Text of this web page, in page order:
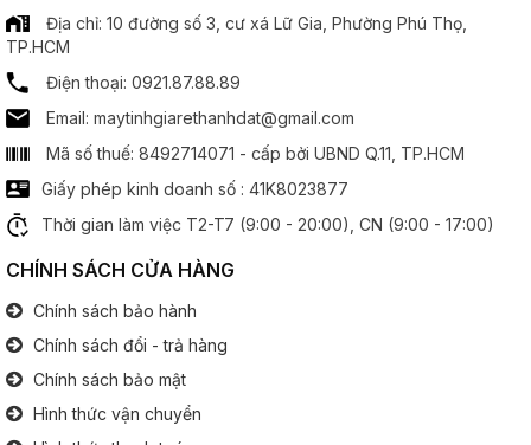
Bộ xử lý đồ hoạ
Chipset đồ hoạ: Intel HD Graphics
Âm thanh
Speaker: 2 x Spearker
Cổng kết nối
Cổng giao tiếp:
3x USB
1x Jack tai nghe 3.5 mm
1x HDMI
1x LAN
1x Tyce C
Địa chỉ: 10 đường số 3, cư xá Lữ Gia, Phường Phú Thọ,
TP.HCM
Điện thoại: 0921.87.88.89
Email: maytinhgiarethanhdat@gmail.com
Mã số thuế: 8492714071 - cấp bởi UBND Q.11, TP.HCM
Giấy phép kinh doanh số : 41K8023877
Thời gian làm việc T2-T7 (9:00 - 20:00), CN (9:00 - 17:00)
CHÍNH SÁCH CỬA HÀNG
Chính sách bảo hành
Chính sách đổi - trả hàng
Chính sách bảo mật
Hình thức vận chuyển